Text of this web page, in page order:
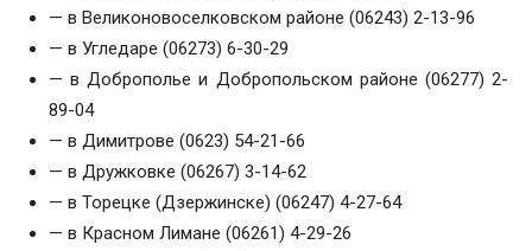
— в Великоновоселковском районе (06243) 2-13-96
— в Угледаре (06273) 6-30-29
— в Доброполье и Добропольском районе (06277) 2-
89-04
— в Димитрове (0623) 54-21-66
— в Дружковке (06267) 3-14-62
— в Торецке (Дзержинске) (06247) 4-27-64
— в Красном Лимане (06261) 4-29-26